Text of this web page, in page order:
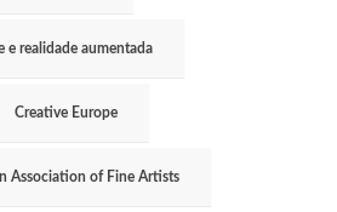
e realidade aumentada
Creative Europe
Association of Fine Artists